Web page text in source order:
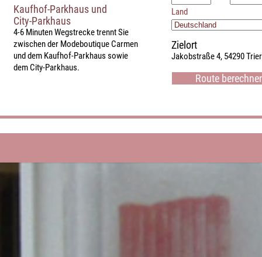
Kaufhof-Parkhaus und
City-Parkhaus
4-6 Minuten Wegstrecke trennt Sie
zwischen der Modeboutique Carmen
und dem Kaufhof-Parkhaus sowie
dem City-Parkhaus.
Land
Zielort
Jakobstraße 4, 54290 Trier